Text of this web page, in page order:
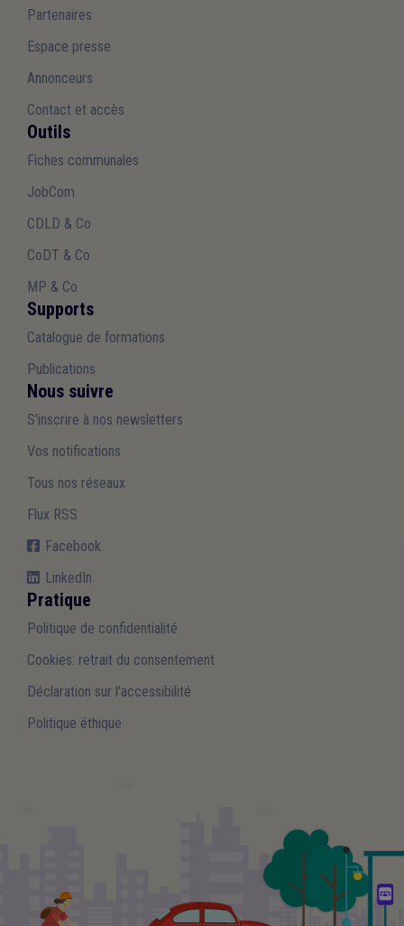
Partenaires
Espace presse
Annonceurs
Contact et accès
Outils
Fiches communales
JobCom
CDLD & Co
CoDT & Co
MP & Co
Supports
Catalogue de formations
Publications
Nous suivre
S'inscrire à nos newsletters
Vos notifications
Tous nos réseaux
Flux RSS
Facebook
LinkedIn
Pratique
Politique de confidentialité
Cookies: retrait du consentement
Déclaration sur l'accessibilité
Politique éthique